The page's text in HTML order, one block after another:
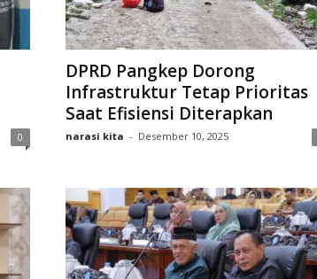
0
DPRD Pangkep Dorong
Infrastruktur Tetap Prioritas
Saat Efisiensi Diterapkan
narasi kita - Desember 10, 2025